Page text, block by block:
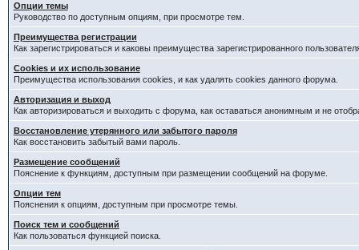
Опции темы
Руководство по доступным опциям, при просмотре тем.
Преимущества регистрации
Как зарегистрироваться и каковы преимущества зарегистрированного
Cookies и их использование
Преимущества использования cookies, и как удалять cookies данного форума.
Авторизация и выход
Как авторизироваться и выходить с форума, как оставаться анонимным и не
Восстановление утерянного или забытого пароля
Как восстановить забытый вами пароль.
Размещение сообщений
Пояснение к функциям, доступным при размещении сообщений на форуме.
Опции тем
Пояснения к опциям, доступным при просмотре темы.
Поиск тем и сообщений
Как пользоваться функцией поиска.